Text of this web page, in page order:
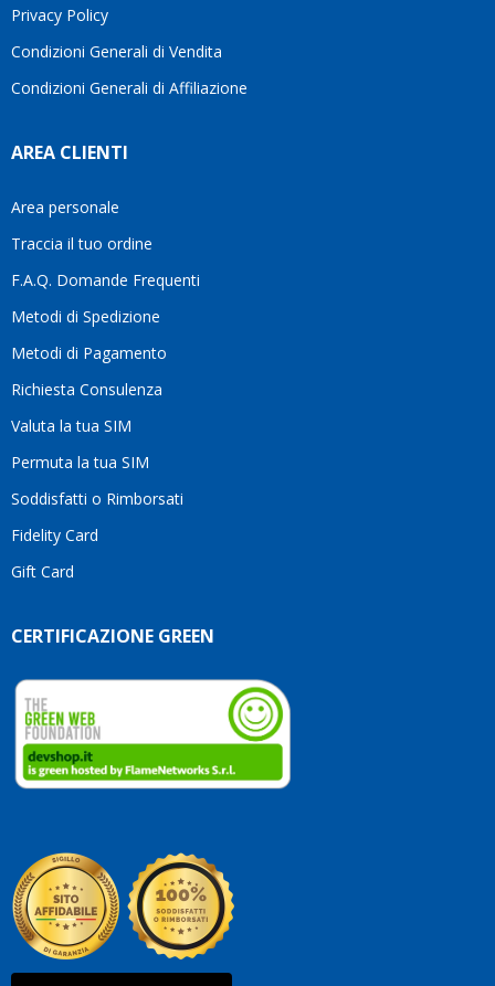
Privacy Policy
Condizioni Generali di Vendita
Condizioni Generali di Affiliazione
AREA CLIENTI
Area personale
Traccia il tuo ordine
F.A.Q. Domande Frequenti
Metodi di Spedizione
Metodi di Pagamento
Richiesta Consulenza
Valuta la tua SIM
Permuta la tua SIM
Soddisfatti o Rimborsati
Fidelity Card
Gift Card
CERTIFICAZIONE GREEN